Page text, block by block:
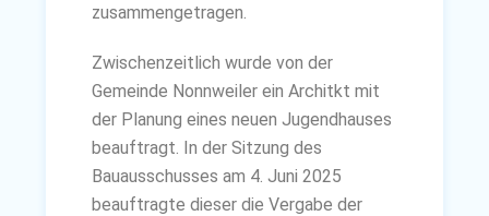
zusammengetragen.
Zwischenzeitlich wurde von der
Gemeinde Nonnweiler ein Architkt mit
der Planung eines neuen Jugendhauses
beauftragt. In der Sitzung des
Bauausschusses am 4. Juni 2025
beauftragte dieser die Vergabe der